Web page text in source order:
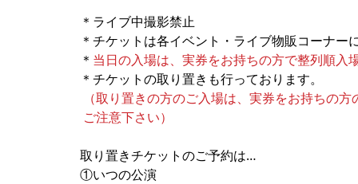
＊ライブ中撮影禁止
＊チケットは各イベント・ライブ物販コーナー
＊ 当日の入場は、実券をお持ちの方で整列順入
＊チケットの取り置きも行っております。
（取り置きの方のご入場は、実券をお持ちの
ご注意下さい）
取り置きチケットのご予約は…
①いつの公演